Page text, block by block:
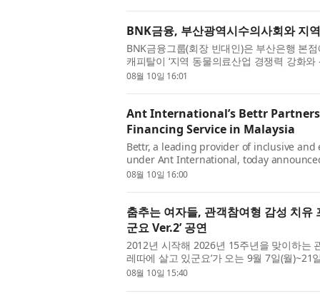
BNK금융, 부산광역시수의사회와 지
BNK금융그룹(회장 빈대인)은 부산은행 본
캐피탈이 ‘지역 동물의료산업 경쟁력 강화
10일(월) 밝혔다. 이번 협약은 지역 동...
08월 10일 16:01
Ant International’s Bettr
Financing Service in Malaysia
Bettr, a leading provider of inclusive
under Ant International, today
Islamic lifestyle app serving over 190
08월 10일 16:00
춤추는 여자들, 관객참여형 감성 치유
군요 Ver.2’ 공연
2012년 시작해 2026년 15주년을 맞이하는
레따에 살고 있군요’가 오는 9월 7일(월)~21
바비레따에 살고 있군요 Ver.2’로 ...
08월 10일 15:40